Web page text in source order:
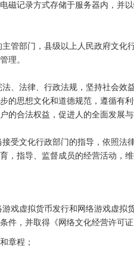
磁记录方式存储于服务器内，并
部门，县级以上人民政府文化
理。
法律、行政法规，坚持社会效
的思想文化和道德规范，遵循有
的合法权益，促进人的全面发展与
文化行政部门的指导，依照法
，指导、监督成员的经营活动，
虚拟货币发行和网络游戏虚拟
件，并取得《网络文化经营许可证
章程；